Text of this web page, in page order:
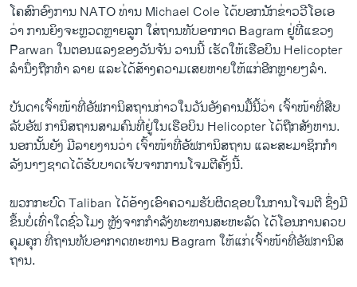
ລາຍການກະຈາຍສຽງ
ລາຍງານ
ຕິດຕາມພວກເຮົາ ທີ່
ພາສາຕ່າງໆ
​ໂຄສົກ​ອົງການ NATO ທ່ານ Michael Cole ​ໄດ້​ບອກ​ນັກ​ຂ່າວວີ​ໂອ​ເອ​
ວ່າ ການ​ຍິງຈະ​ຫຼວດ​ຫຼາຍ​ລູກ ​ໃສ່​ຖານ​ທັບ​ອາກາດ Bagram ຢູ່ທີ່​ແຂວງ
Parwan ​ໃນຕອນ​ແລງ​ຂອງ​ວັນ​ຈັນ ວານ​ນີ້ ​ເຮັດ​ໃຫ້ເຮືອ​ບິນ​ Helicopter
ລໍາ​ນຶ່ງ​ຖືກ​ທໍາ ລາຍ ​ແລະໄດ້ສ້າງ​ຄວາມ​ເສຍ​ຫາຍ​ໃຫ້​ແກ່​ອີກຫຼາຍໆ​ລຳ.
ບັນດາ​ເຈົ້າ​ໜ້າ​ທີ່ອັຟກາ​ນິສຖານກ່າວ​ໃນ​ວັນ​ອັງຄານມື້ນີ້​ວ່າ ​ເຈົ້າ​ໜ້າ​ທີ່​ສືບ​
ລັບອັຟ ກາ​ນິສຖານສາມ​ຄົນ​ທີ່ຢູ່​ໃນເຮືອບິນ Helicopter ​ໄດ້​ຖືກ​ສັງຫານ. ​
ນອກ​ນັ້ນຍັງ ມີລາຍ​ງານ​ວ່າ ເຈົ້າ​ໜ້າທີ່ອັຟກາ​ນິສຖານ ​ແລະ​ສະມາຊິກກຳ
ລັງນາໆ​ຊາດໄດ້​ຮັບ​ບາດ​ເຈັບ​ຈາກ​ການ​ໂຈມ​ຕີຄັ້ງນີ້.
ພວກ​ກະບົດ Taliban ​ໄດ້ອ້າງ​ເອົາ​ຄວາມ​ຮັບຜິດຊອບ​ໃນ​ການ​ໂຈມ​ຕີ ຊຶ່ງ​ມີ​
ຂຶ້ນ​ບໍ່​ເທົ່າ​ໃດ​ຊົ່ວ​ໂມງ​ ຫຼັງຈາກກໍາລັງ​ທະຫານ​ສະຫະລັດ ​ໄດ້​ໂອນ​ການ​ຄວບ​
ຄຸມ​ຄຸ​ກ ​ທີ່ຖານ​ທັບ​ອາກາດທະຫານ Bagram ​ໃຫ້​ແກ່​ເຈົ້າ​ໜ້າ​ທີ່ອັຟກາ​ນິສ
ຖານ.